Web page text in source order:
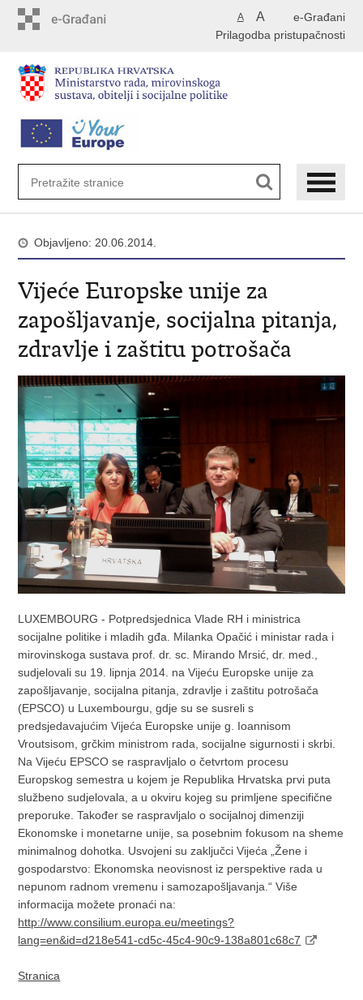
e-Građani
A A
Prilagodba pristupačnosti
Objavljeno: 20.06.2014.
Vijeće Europske unije za
zapošljavanje, socijalna pitanja,
zdravlje i zaštitu potrošača
LUXEMBOURG - Potpredsjednica Vlade RH i ministrica
socijalne politike i mladih gđa. Milanka Opačić i ministar rada i
mirovinskoga sustava prof. dr. sc. Mirando Mrsić, dr. med.,
sudjelovali su 19. lipnja 2014. na Vijeću Europske unije za
zapošljavanje, socijalna pitanja, zdravlje i zaštitu potrošača
(EPSCO) u Luxembourgu, gdje su se susreli s
predsjedavajućim Vijeća Europske unije g. Ioannisom
Vroutsisom, grčkim ministrom rada, socijalne sigurnosti i skrbi.
Na Vijeću EPSCO se raspravljalo o četvrtom procesu
Europskog semestra u kojem je Republika Hrvatska prvi puta
službeno sudjelovala, a u okviru kojeg su primljene specifične
preporuke. Također se raspravljalo o socijalnoj dimenziji
Ekonomske i monetarne unije, sa posebnim fokusom na sheme
minimalnog dohotka. Usvojeni su zaključci Vijeća „Žene i
gospodarstvo: Ekonomska neovisnost iz perspektive rada u
nepunom radnom vremenu i samozapošljavanja.“ Više
informacija možete pronaći na:
http://www.consilium.europa.eu/meetings?
lang=en&id=d218e541-cd5c-45c4-90c9-138a801c68c7
Stranica